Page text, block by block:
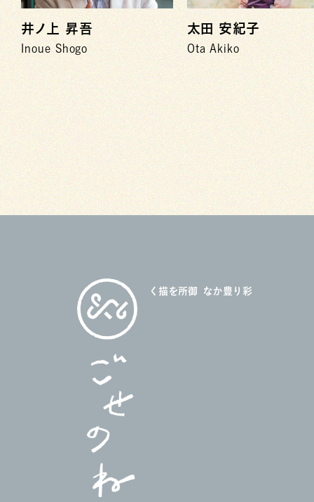
井ノ上 昇吾
Inoue Shogo
太田 安紀子
Ota Akiko
彩り豊かな
御所を描く